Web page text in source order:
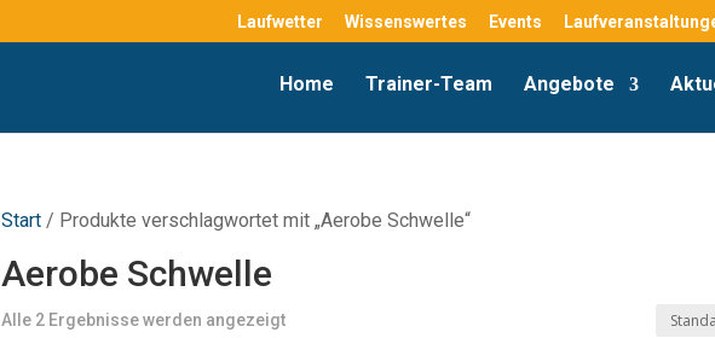
Laufwetter Wissenswertes Events
Home Trainer-Team Angebote
Start/ Produkte verschlagwortet mit „Aerobe Schwelle“
Aerobe Schwelle
Alle 2 Ergebnisse werden angezeigt